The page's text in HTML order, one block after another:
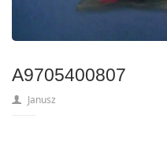
A9705400807
Janusz